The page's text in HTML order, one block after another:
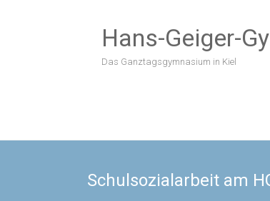
Hans-Geiger-
Das Ganztagsgymnasium in Kiel
Schulsozialarbeit am